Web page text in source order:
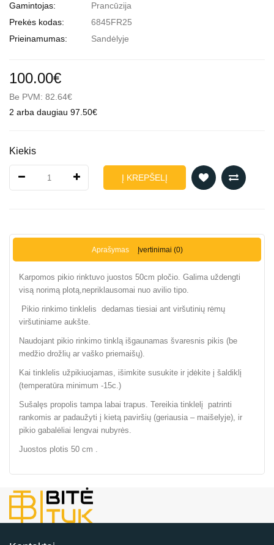
Gamintojas:
Prancūzija
Prekės kodas:
6845FR25
Prieinamumas:
Sandėlyje
100.00€
Be PVM: 82.64€
2 arba daugiau 97.50€
Kiekis
Į KREPŠELĮ
Aprašymas Įvertinimai (0)
Karpomos pikio rinktuvo juostos 50cm pločio. Galima uždengti
visą norimą plotą,nepriklausomai nuo avilio tipo.
Pikio rinkimo tinklelis dedamas tiesiai ant viršutinių rėmų
viršutiniame aukšte.
Naudojant pikio rinkimo tinklą išgaunamas švaresnis pikis (be
medžio drožlių ar vaško priemaišų).
Kai tinklelis užpikiuojamas, išimkite susukite ir įdėkite į šaldiklį
(temperatūra minimum -15c.)
Sušalęs propolis tampa labai trapus. Tereikia tinklelį patrinti
rankomis ar padaužyti į kietą paviršių (geriausia – maišelyje), ir
pikio gabalėliai lengvai nubyrės.
Juostos plotis 50 cm .